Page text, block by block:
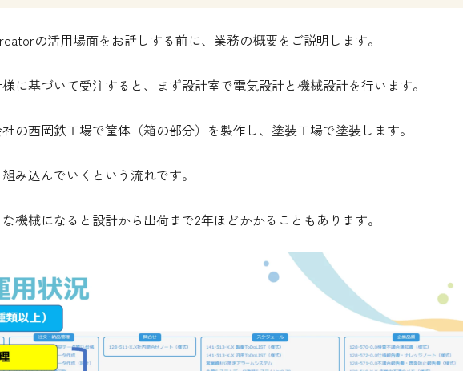
の活用場面をお話しする前に、業務の概要をご説明します。
に基づいて受注すると、まず設計室で電気設計と機械設計を行います。
の西岡鉄工場で筐体（箱の部分）を製作し、塗装工場で塗装します。
み込んでいくという流れです。
機械になると設計から出荷まで2年ほどかかることもあります。